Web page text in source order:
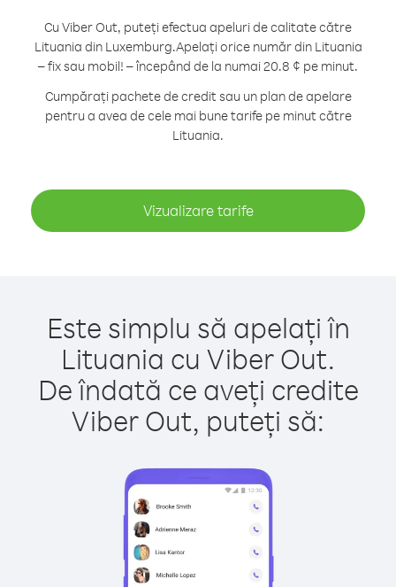
Cu Viber Out, puteți efectua apeluri de calitate către
Lituania din Luxemburg.Apelați orice număr din Lituania
– fix sau mobil! – începând de la numai 20.8 ¢ pe minut.
Cumpărați pachete de credit sau un plan de apelare
pentru a avea de cele mai bune tarife pe minut către
Lituania.
Vizualizare tarife
Este simplu să apelați în
Lituania cu Viber Out.
De îndată ce aveți credite
Viber Out, puteți să: